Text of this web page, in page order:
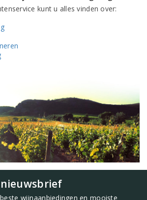
kunt u alles vinden over:
wijnaanbiedingen en mooiste